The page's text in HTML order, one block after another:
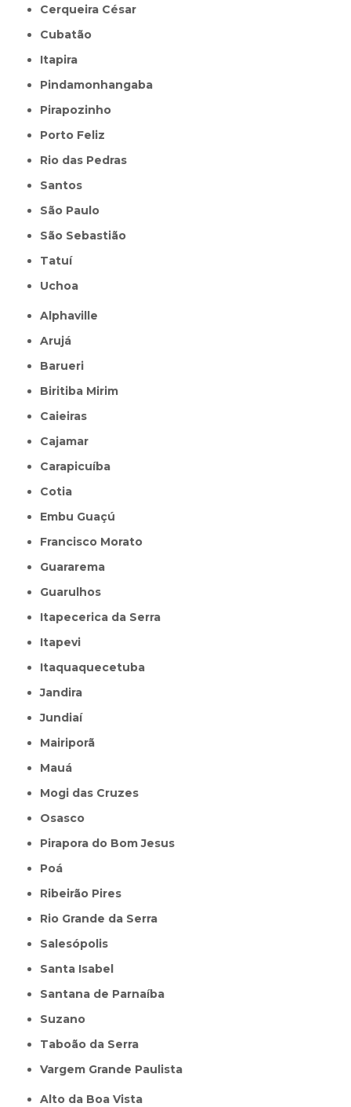
Cerqueira César
Cubatão
Itapira
Pindamonhangaba
Pirapozinho
Porto Feliz
Rio das Pedras
Santos
São Paulo
São Sebastião
Tatuí
Uchoa
Alphaville
Arujá
Barueri
Biritiba Mirim
Caieiras
Cajamar
Carapicuíba
Cotia
Embu Guaçú
Francisco Morato
Guararema
Guarulhos
Itapecerica da Serra
Itapevi
Itaquaquecetuba
Jandira
Jundiaí
Mairiporã
Mauá
Mogi das Cruzes
Osasco
Pirapora do Bom Jesus
Poá
Ribeirão Pires
Rio Grande da Serra
Salesópolis
Santa Isabel
Santana de Parnaíba
Suzano
Taboão da Serra
Vargem Grande Paulista
Alto da Boa Vista